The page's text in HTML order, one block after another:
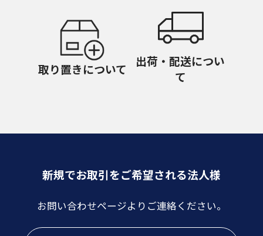
取り置きについて
出荷・配送につい
て
新規でお取引をご希望される法人様
お問い合わせページよりご連絡ください。